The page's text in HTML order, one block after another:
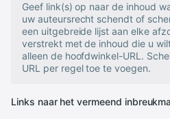
Geef link(s) op naar de inhoud
uw auteursrecht schendt of
een uitgebreide lijst aan elke
verstrekt met de inhoud die u
alleen de hoofdwinkel-URL.
URL per regel toe te voegen.
Links naar het vermeend